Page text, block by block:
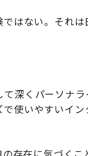
はない。それ
深くパーソナ
使いやすいイ